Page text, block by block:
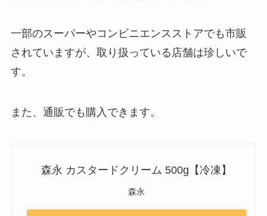
一部のスーパーやコンビニエンスストアでも市販
されていますが、取り扱っている店舗は珍しいで
す。
また、通販でも購入できます。
森永 カスタードクリーム 500g【冷凍】
森永